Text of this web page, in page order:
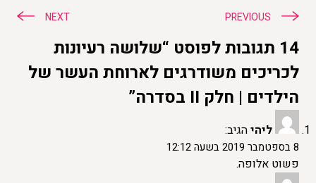
ניווטPREVIOUS
NEXT
14 תגובות לפוסט “שלושה רעיונות
לכריכים משודרגים לארוחת העשר של
הילדים | חלק II בסדרה”
ליהיהגיב:
8 בספטמבר 2019 בשעה 12:12
פשוט אלופה.